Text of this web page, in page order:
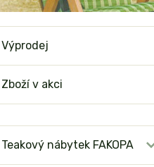
Výprodej
Zboží v akci
Teakový nábytek FAKOPA